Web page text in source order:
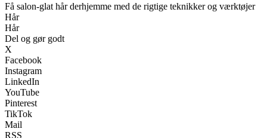
Få salon-glat hår derhjemme med de rigtige teknikker og værktøjer
Hår
Hår
Del og gør godt
X
Facebook
Instagram
LinkedIn
YouTube
Pinterest
TikTok
Mail
RSS